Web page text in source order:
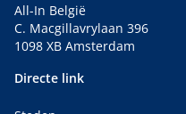
All-In België
C. Macgillavrylaan 396
1098 XB Amsterdam
Directe link